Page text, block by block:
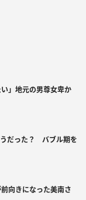
」地元の男尊女卑か
うだった？ バブル期を
向きになった美南さ